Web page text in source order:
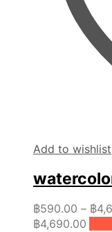
Add to wishlist
฿590.00 – ฿
฿4,690.00